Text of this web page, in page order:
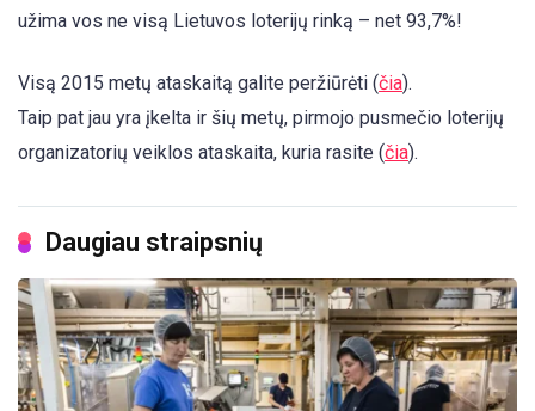
užima vos ne visą Lietuvos loterijų rinką – net 93,7%!
Visą 2015 metų ataskaitą galite peržiūrėti (čia).
Taip pat jau yra įkelta ir šių metų, pirmojo pusmečio loterijų
organizatorių veiklos ataskaita, kuria rasite (čia).
Daugiau straipsnių